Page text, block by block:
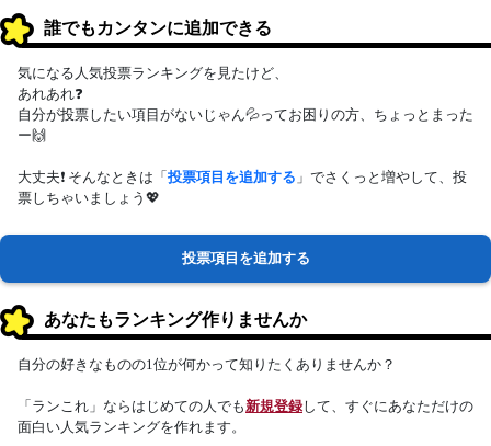
誰でもカンタンに追加できる
気になる人気投票ランキングを見たけど、
あれあれ❓
自分が投票したい項目がないじゃん💦ってお困りの方、ちょっとまった
ー🙌
大丈夫❗ そんなときは「投票項目を追加する 」でさくっと増やして、投
票しちゃいましょう💖
投票項目を追加する
あなたもランキング作りませんか
自分の好きなものの1位が何かって知りたくありませんか？
「ランこれ」ならはじめての人でも新規登録して、すぐにあなただけの
面白い人気ランキングを作れます。